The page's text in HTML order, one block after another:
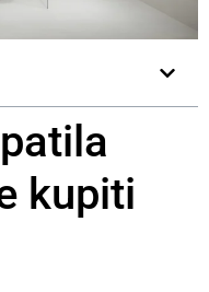
kupiti